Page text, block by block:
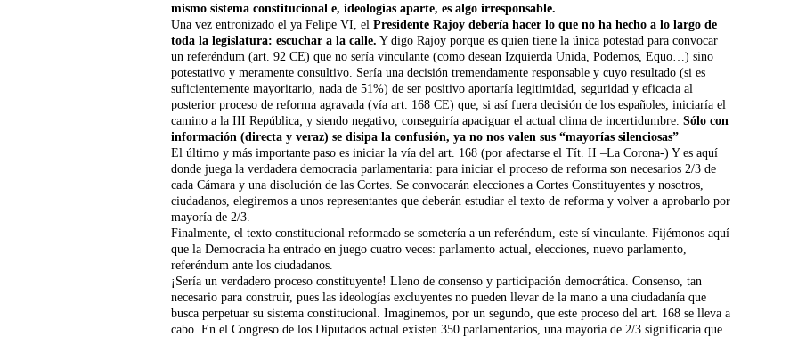
mismo sistema constitucional e, ideologías aparte, es algo irresponsable.
Una vez entronizado el ya Felipe VI, el Presidente Rajoy debería hacer lo que no ha hecho a lo largo de
toda la legislatura: escuchar a la calle. Y digo Rajoy porque es quien tiene la única potestad para convocar
un referéndum (art. 92 CE) que no sería vinculante (como desean Izquierda Unida, Podemos, Equo…) sino
potestativo y meramente consultivo. Sería una decisión tremendamente responsable y cuyo resultado (si es
suficientemente mayoritario, nada de 51%) de ser positivo aportaría legitimidad, seguridad y eficacia al
posterior proceso de reforma agravada (vía art. 168 CE) que, si así fuera decisión de los españoles, iniciaría el
camino a la III República; y siendo negativo, conseguiría apaciguar el actual clima de incertidumbre. Sólo con
información (directa y veraz) se disipa la confusión, ya no nos valen sus “mayorías silenciosas”
El último y más importante paso es iniciar la vía del art. 168 (por afectarse el Tít. II –La Corona-) Y es aquí
donde juega la verdadera democracia parlamentaria: para iniciar el proceso de reforma son necesarios 2/3 de
cada Cámara y una disolución de las Cortes. Se convocarán elecciones a Cortes Constituyentes y nosotros,
ciudadanos, elegiremos a unos representantes que deberán estudiar el texto de reforma y volver a aprobarlo por
mayoría de 2/3.
Finalmente, el texto constitucional reformado se sometería a un referéndum, este sí vinculante. Fijémonos aquí
que la Democracia ha entrado en juego cuatro veces: parlamento actual, elecciones, nuevo parlamento,
referéndum ante los ciudadanos.
¡Sería un verdadero proceso constituyente! Lleno de consenso y participación democrática. Consenso, tan
necesario para construir, pues las ideologías excluyentes no pueden llevar de la mano a una ciudadanía que
busca perpetuar su sistema constitucional. Imaginemos, por un segundo, que este proceso del art. 168 se lleva a
cabo. En el Congreso de los Diputados actual existen 350 parlamentarios, una mayoría de 2/3 significaría que